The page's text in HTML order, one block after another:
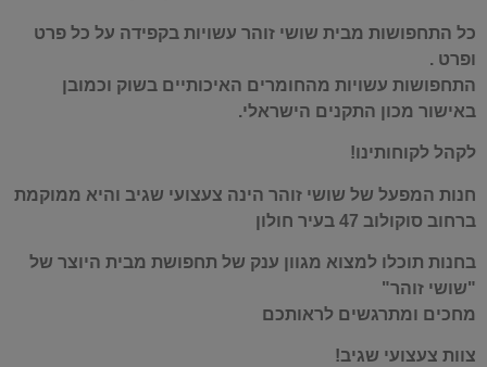
כל התחפושות מבית שושי זוהר עשויות בקפידה על כל פרט
ופרט .
התחפושות עשויות מהחומרים האיכותיים בשוק וכמובן
באישור מכון התקנים הישראלי.
לקהל לקוחותינו!
חנות המפעל של שושי זוהר הינה צעצועי שגיב והיא ממוקמת
ברחוב סוקולוב 47 בעיר חולון
בחנות תוכלו למצוא מגוון ענק של תחפושת מבית היוצר של
"שושי זוהר"
מחכים ומתרגשים לראותכם
צוות צעצועי שגיב!